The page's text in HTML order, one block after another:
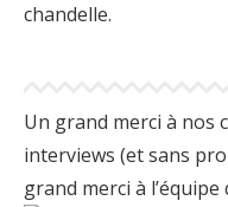
chandelle.
Un grand merci à nos
interviews (et sans
grand merci à l’équipe